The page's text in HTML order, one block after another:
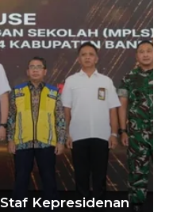
Kepresidenan